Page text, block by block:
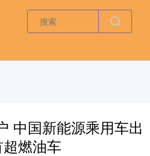
中国新能源乘用车出
超燃油车